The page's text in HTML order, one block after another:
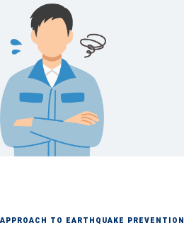
APPROACH TO EARTHQUAKE PREVENTION